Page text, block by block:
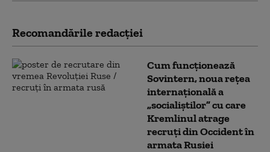
Recomandările redacţiei
Cum funcționează
Sovintern, noua rețea
internațională a
„socialiștilor” cu care
Kremlinul atrage
recruți din Occident în
armata Rusiei